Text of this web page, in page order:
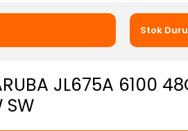
Stok
JL675A 6100
SW